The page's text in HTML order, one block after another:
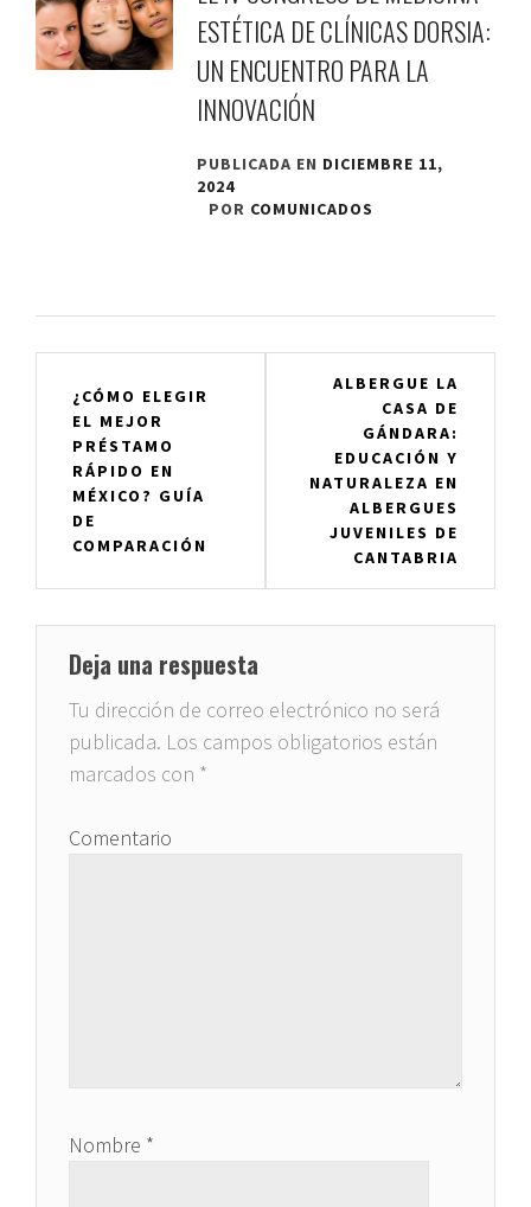
ESTÉTICA DE CLÍNICAS DORSIA:
UN ENCUENTRO PARA LA
INNOVACIÓN
PUBLICADA EN DICIEMBRE 11,
2024
POR COMUNICADOS
Navegación
entradas
¿CÓMO ELEGIR
EL MEJOR
PRÉSTAMO
RÁPIDO EN
MÉXICO? GUÍA
DE
COMPARACIÓN
ALBERGUE LA
CASA DE
GÁNDARA:
EDUCACIÓN Y
NATURALEZA EN
ALBERGUES
JUVENILES DE
CANTABRIA
Deja una respuesta
Tu dirección de correo electrónico no será
publicada. Los campos obligatorios están
marcados con *
Comentario
Nombre *